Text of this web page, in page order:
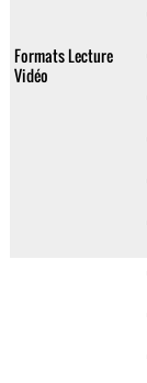
Formats Lecture
Vidéo